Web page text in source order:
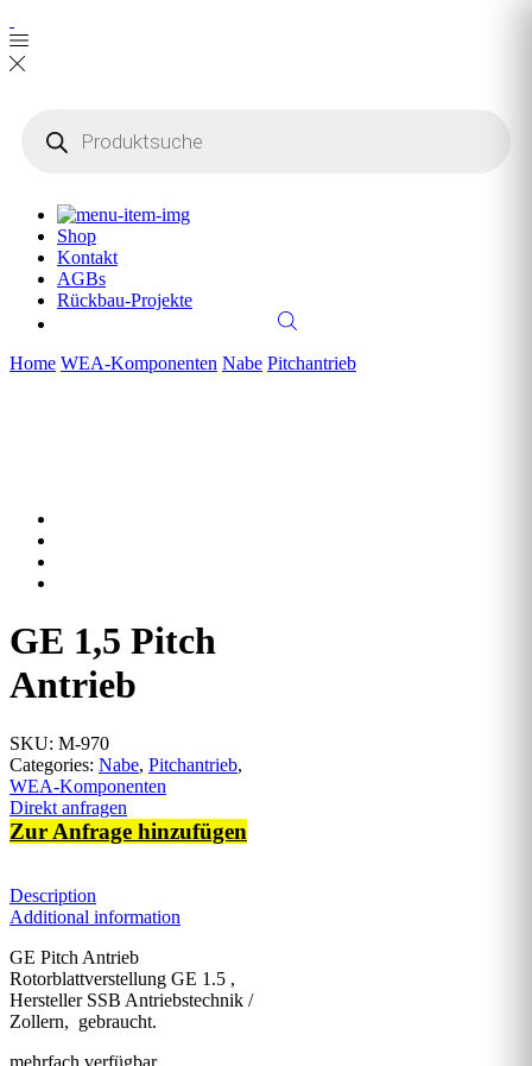
search
Shop
Kontakt
AGBs
Rückbau-Projekte
Home WEA-Komponenten Nabe Pitchantrieb
GE 1,5 Pitch
Antrieb
SKU: M-970
Categories: Nabe, Pitchantrieb,
WEA-Komponenten
Direkt anfragen
Zur Anfrage hinzufügen
Description
Additional information
GE Pitch Antrieb
Rotorblattverstellung GE 1.5 ,
Hersteller SSB Antriebstechnik /
Zollern, gebraucht.
mehrfach verfügbar